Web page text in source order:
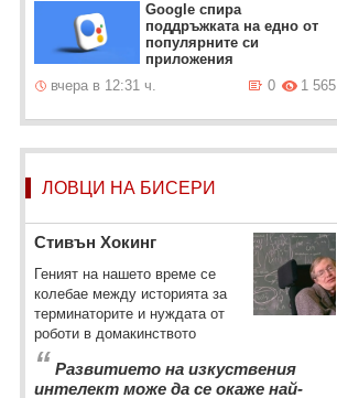
Google спира
поддръжката на едно от
популярните си
приложения
вчера в 12:31 ч.
1 565
0
ЛОВЦИ НА БИСЕРИ
Стивън Хокинг
Геният на нашето време се
колебае между историята за
терминаторите и нуждата от
роботи в домакинството
“ Развитието на изкуствения
интелект може да се окаже най-